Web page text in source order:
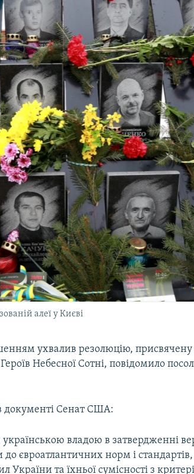
алеї у Києві
ухвалив резолюцію, присвячену
Героїв Небесної Сотні, повідомило
документі Сенат США:
українською владою в затвердженні
євроатлантичних норм і
України та їхньої сумісності з